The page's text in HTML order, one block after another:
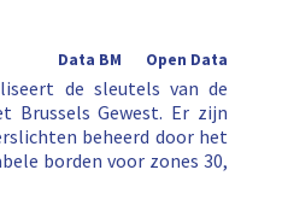
Open Data
Data BM
de sleutels van de
Brussels Gewest. Er zijn
beheerd door het
borden voor zones 30,